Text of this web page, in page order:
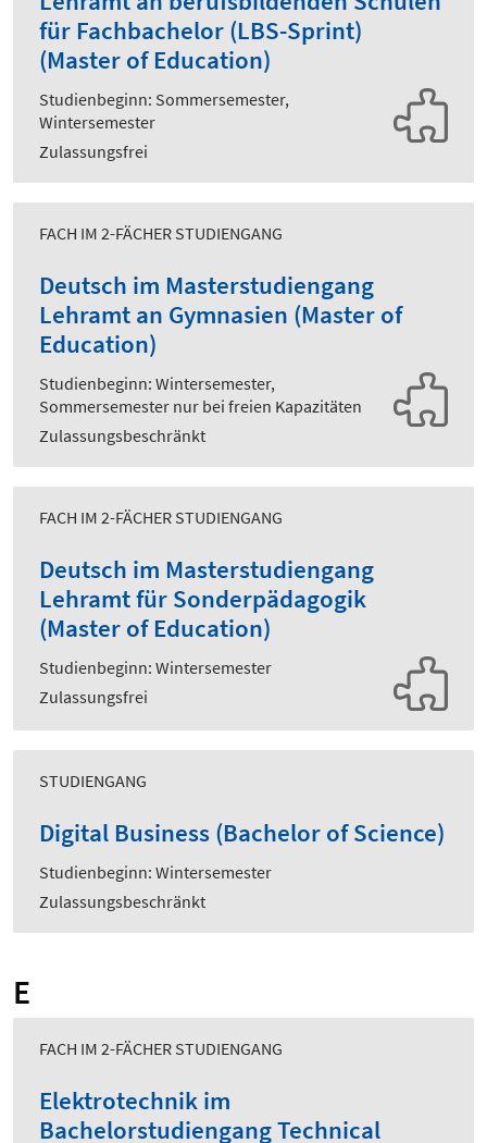
für Fachbachelor (LBS-Sprint)
(Master of Education)
Studienbeginn: Sommersemester,
Wintersemester
Zulassungsfrei
FACH IM 2-FÄCHER STUDIENGANG
Deutsch im Masterstudiengang
Lehramt an Gymnasien (Master of
Education)
Studienbeginn: Wintersemester,
Sommersemester nur bei freien Kapazitäten
Zulassungsbeschränkt
FACH IM 2-FÄCHER STUDIENGANG
Deutsch im Masterstudiengang
Lehramt für Sonderpädagogik
(Master of Education)
Studienbeginn: Wintersemester
Zulassungsfrei
STUDIENGANG
Digital Business (Bachelor of Science)
Studienbeginn: Wintersemester
Zulassungsbeschränkt
E
FACH IM 2-FÄCHER STUDIENGANG
Elektrotechnik im
Bachelorstudiengang Technical